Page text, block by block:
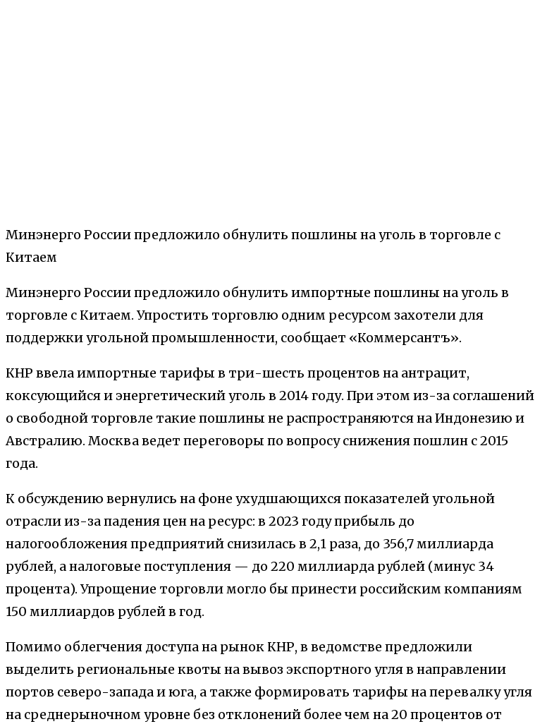
Минэнерго России предложило обнулить пошлины на уголь в торговле с
Китаем
Минэнерго России предложило обнулить импортные пошлины на уголь в
торговле с Китаем. Упростить торговлю одним ресурсом захотели для
поддержки угольной промышленности, сообщает «Коммерсантъ».
КНР ввела импортные тарифы в три-шесть процентов на антрацит,
коксующийся и энергетический уголь в 2014 году. При этом из-за соглашений
о свободной торговле такие пошлины не распространяются на Индонезию и
Австралию. Москва ведет переговоры по вопросу снижения пошлин с 2015
года.
К обсуждению вернулись на фоне ухудшающихся показателей угольной
отрасли из-за падения цен на ресурс: в 2023 году прибыль до
налогообложения предприятий снизилась в 2,1 раза, до 356,7 миллиарда
рублей, а налоговые поступления — до 220 миллиарда рублей (минус 34
процента). Упрощение торговли могло бы принести российским компаниям
150 миллиардов рублей в год.
Помимо облегчения доступа на рынок КНР, в ведомстве предложили
выделить региональные квоты на вывоз экспортного угля в направлении
портов северо-запада и юга, а также формировать тарифы на перевалку угля
на среднерыночном уровне без отклонений более чем на 20 процентов от